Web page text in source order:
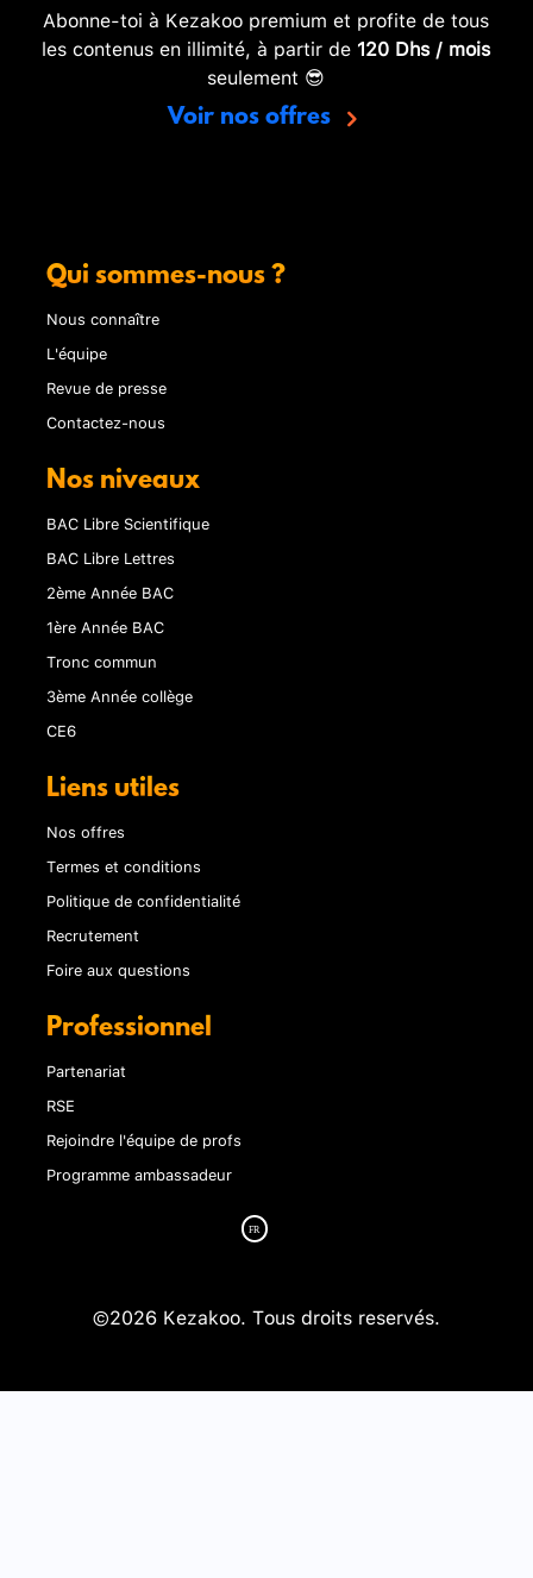
Abonne-toi à Kezakoo premium et profite de tous
les contenus en illimité, à partir de 120 Dhs / mois
seulement 😎
Voir nos offres
Qui sommes-nous ?
Nous connaître
L'équipe
Revue de presse
Contactez-nous
Nos niveaux
BAC Libre Scientifique
BAC Libre Lettres
2ème Année BAC
1ère Année BAC
Tronc commun
3ème Année collège
CE6
Liens utiles
Nos offres
Termes et conditions
Politique de confidentialité
Recrutement
Foire aux questions
Professionnel
Partenariat
RSE
Rejoindre l'équipe de profs
Programme ambassadeur
©2026 Kezakoo. Tous droits reservés.